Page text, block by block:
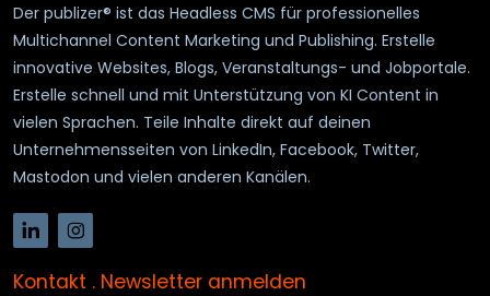
Der publizer® ist das Headless CMS für professionelles
Multichannel Content Marketing und Publishing. Erstelle
innovative Websites, Blogs, Veranstaltungs- und Jobportale.
Erstelle schnell und mit Unterstützung von KI Content in
vielen Sprachen. Teile Inhalte direkt auf deinen
Unternehmensseiten von LinkedIn, Facebook, Twitter,
Mastodon und vielen anderen Kanälen.
Kontakt . Newsletter anmelden